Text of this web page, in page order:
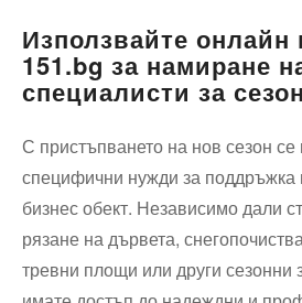
Използвайте
151.bg за намиране
специалисти за
С пристъпването на нов сезон се
специфични нужди за
бизнес обект. Независимо дали
рязане на дървета,
тревни площи или други сезонни